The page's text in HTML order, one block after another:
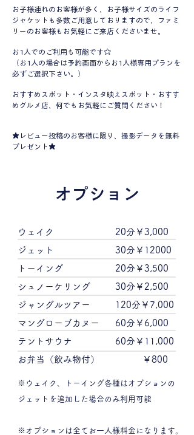
お子様連れのお客様が多く、お子様サイズのライフ
ジャケットも多数ご用意しておりますので、ファミ
リーのお客様もお気軽にご来店 くださいませ。
お1人でのご利用も可能です☆
（お1人の場合は予約画面からお1人様専用プランを
必ずご選択下さい。）
おすすめスポット・インスタ映えスポット・おすす
めグルメ店、何でもお気軽にご質問ください！
★レビュー投稿のお客様に限り、撮影データを無料
プレゼント★
オプション
ウェイク
ジェット
トーイング
シュノーケリング
ジャングルツアー
マングローブカヌー
​テントサウナ
​お弁当（飲み物付）
20分￥3,000
30分￥12000
20分￥3,500
30分￥2,500
120分￥7,000
60分￥6,000
​60分￥11,000
￥800
※ウェイク、トーイング各種はオプションの
ジェットを追加した場合のみ利用可能
※オプションは全てお一人様料金になります。